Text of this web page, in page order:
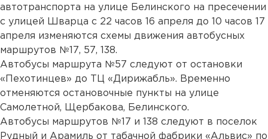
автотранспорта на улице Белинского на пресечении
с улицей Шварца с 22 часов 16 апреля до 10 часов 17
апреля изменяются схемы движения автобусных
маршрутов №17, 57, 138.
Автобусы маршрута №57 следуют от остановки
«Пехотинцев» до ТЦ «Дирижабль». Временно
отменяются остановочные пункты на улице
Самолетной, Щербакова, Белинского.
Автобусы маршрутов №17 и 138 следуют в поселок
Рудный и Арамиль от табачной фабрики «Альвис» по